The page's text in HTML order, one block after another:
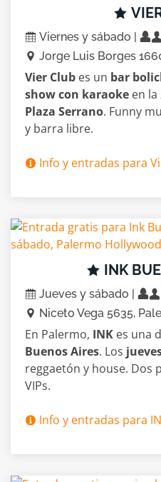
Viernes y sábado |
Jorge Luis Borges
Vier Club es un bar
show con karaoke en
Plaza Serrano. Funny
y barra libre.
Info y entradas para
INK
Jueves y sábado |
Niceto Vega 5635,
En Palermo, INK es una
Buenos Aires. Los
reggaetón y house. Dos
VIPs.
Info y entradas para